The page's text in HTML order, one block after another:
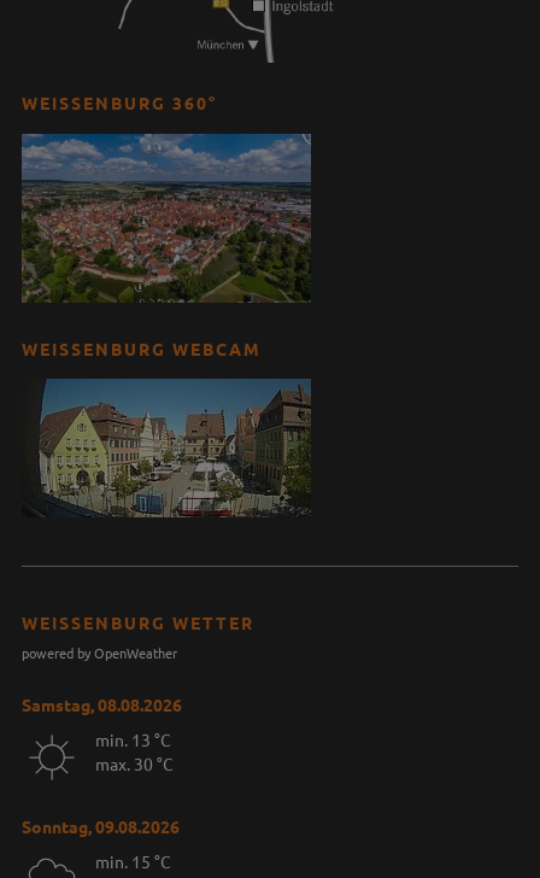
WEISSENBURG 360°
WEISSENBURG WEBCAM
WEISSENBURG WETTER
powered by OpenWeather
Samstag, 08.08.2026
min. 13 °C
max. 30 °C
Sonntag, 09.08.2026
min. 15 °C